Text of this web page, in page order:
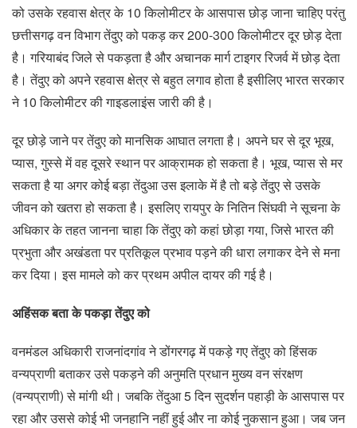
को उसके रहवास क्षेत्र के 10 किलोमीटर के आसपास छोड़ जाना चाहिए परंतु
छत्तीसगढ़ वन विभाग तेंदुए को पकड़ कर 200-300 किलोमीटर दूर छोड़ देता
है। गरियाबंद जिले से पकड़ता है और अचानक मार्ग टाइगर रिजर्व में छोड़ देता
है। तेंदुए को अपने रहवास क्षेत्र से बहुत लगाव होता है इसीलिए भारत सरकार
ने 10 किलोमीटर की गाइडलाइंस जारी की है।
दूर छोड़े जाने पर तेंदुए को मानसिक आघात लगता है। अपने घर से दूर भूख,
प्यास, गुस्से में वह दूसरे स्थान पर आक्रामक हो सकता है। भूख, प्यास से मर
सकता है या अगर कोई बड़ा तेंदुआ उस इलाके में है तो बड़े तेंदुए से उसके
जीवन को खतरा हो सकता है। इसलिए रायपुर के नितिन सिंघवी ने सूचना के
अधिकार के तहत जानना चाहा कि तेंदुए को कहां छोड़ा गया, जिसे भारत की
प्रभुता और अखंडता पर प्रतिकूल प्रभाव पड़ने की धारा लगाकर देने से मना
कर दिया। इस मामले को कर प्रथम अपील दायर की गई है।
अहिंसक बता के पकड़ा तेंदुए को
वनमंडल अधिकारी राजनांदगांव ने डोंगरगढ़ में पकड़े गए तेंदुए को हिंसक
वन्यप्राणी बताकर उसे पकड़ने की अनुमति प्रधान मुख्य वन संरक्षण
(वन्यप्राणी) से मांगी थी। जबकि तेंदुआ 5 दिन सुदर्शन पहाड़ी के आसपास पर
रहा और उससे कोई भी जनहानि नहीं हुई और ना कोई नुकसान हुआ। जब जन